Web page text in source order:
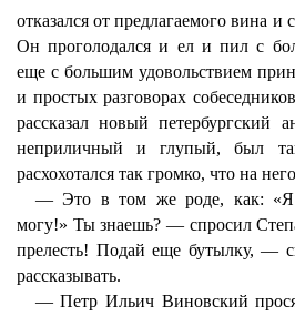
отказался от предлагаемого вина и
Он проголодался и ел и пил с
еще с большим удовольствием
и простых разговорах
рассказал новый петербургский
неприличный и глупый, был
расхохотался так громко, что на
— Это в том же роде, как: «Я
могу!» Ты знаешь? — спросил
прелесть! Подай еще бутылку, —
рассказывать.
— Петр Ильич Виновский